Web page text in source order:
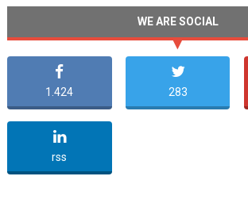
WE ARE SOCIAL
1.424 283
rss